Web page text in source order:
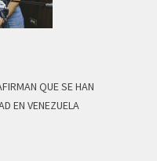
QUE SE HAN
EN VENEZUELA